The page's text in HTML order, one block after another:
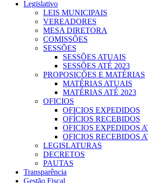
Legislativo
LEIS MUNICIPAIS
VEREADORES
MESA DIRETORA
COMISSÕES
SESSÕES
SESSÕES ATUAIS
SESSÕES ATÉ 2023
PROPOSIÇÕES E MATÉRIAS
MATÉRIAS ATUAIS
MATÉRIAS ATÉ 2023
OFICIOS
OFICIOS EXPEDIDOS
OFÍCIOS RECEBIDOS
OFICIOS EXPEDIDOS
OFICIOS RECEBIDOS
LEGISLATURAS
DECRETOS
PAUTAS
Transparência
Gestão Fiscal